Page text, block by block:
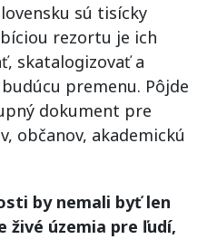
sú tisícky
rezortu je ich
skatalogizovať a
premenu. Pôjde
dokument pre
občanov, akademickú
by nemali byť len
živé územia pre ľudí,